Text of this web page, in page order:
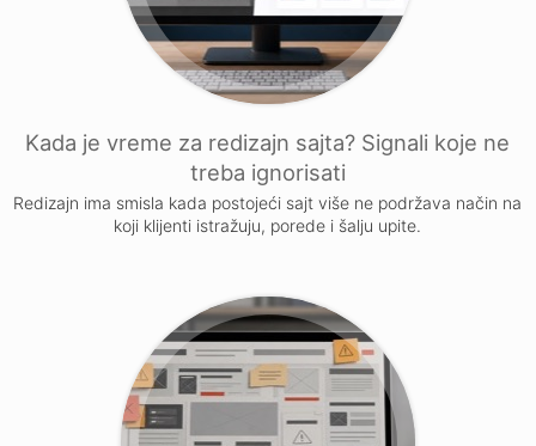
Kada je vreme za redizajn sajta? Signali koje ne
treba ignorisati
Redizajn ima smisla kada postojeći sajt više ne podržava način na
koji klijenti istražuju, porede i šalju upite.